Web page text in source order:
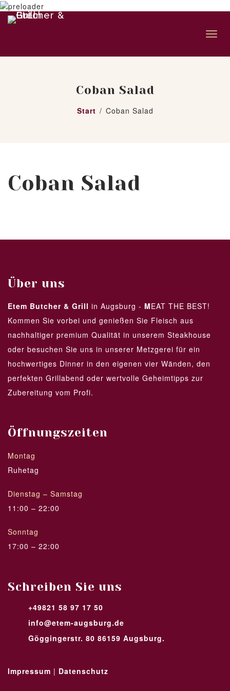
Coban Salad
Start Coban Salad
Coban Salad
Über uns
Etem Butcher & Grill in Augsburg - MEAT THE BEST!
Kommen Sie vorbei und genießen Sie Fleisch aus
nachhaltiger premium Qualität in unserem Steakhouse
oder besuchen Sie uns in unserer Metzgerei für ein
hochwertiges Dinner in den eigenen vier Wänden, den
perfekten Grillabend oder wertvolle Geheimtipps zur
Zubereitung vom Profi.
Öffnungszeiten
Montag
Ruhetag
Dienstag – Samstag
11:00 – 22:00
Sonntag
17:00 – 22:00
Schreiben Sie uns
+49821 58 97 17 50
info@etem-augsburg.de
Göggingerstr. 80 86159 Augsburg.
Impressum | Datenschutz